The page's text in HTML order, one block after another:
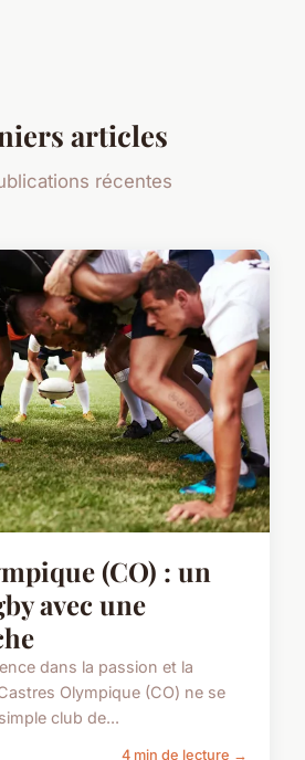
articles
récentes
(CO) : un
avec une
dans la passion et la
Olympique (CO) ne se
club de...
4 min de lecture →